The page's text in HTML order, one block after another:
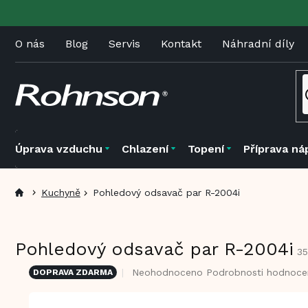
O nás Blog Servis Kontakt Náhradní díly
Úprava vzduchu Chlazení Topení Příprava
Kuchyně Pohledový odsavač par R-2004i
Pohledový odsavač par R-2004i
DOPRAVA ZDARMA
Průměrné
Neohodnoceno Podrobnosti